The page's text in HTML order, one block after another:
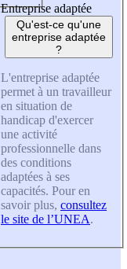
Entreprise adaptée
Qu'est-ce qu'une
entreprise adaptée
?
L'entreprise adaptée
permet à un travailleur
en situation de
handicap d'exercer
une activité
professionnelle dans
des conditions
adaptées à ses
capacités. Pour en
savoir plus, consultez
le site de l’UNEA.